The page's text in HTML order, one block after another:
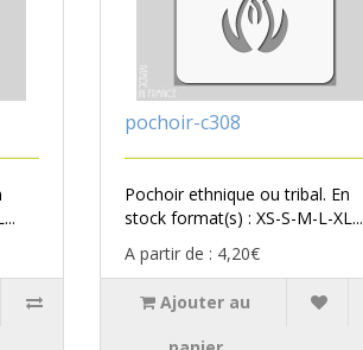
pochoir-c308
Pochoir ethnique ou tribal. En
stock format(s) : XS-S-M-L-XL...
A partir de : 4,20€
Ajouter au